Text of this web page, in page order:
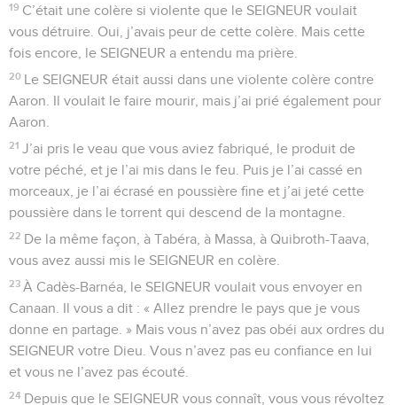
19 C’était une colère si violente que le SEIGNEUR voulait
vous détruire. Oui, j’avais peur de cette colère. Mais cette
fois encore, le SEIGNEUR a entendu ma prière.
20 Le SEIGNEUR était aussi dans une violente colère contre
Aaron. Il voulait le faire mourir, mais j’ai prié également pour
Aaron.
21 J’ai pris le veau que vous aviez fabriqué, le produit de
votre péché, et je l’ai mis dans le feu. Puis je l’ai cassé en
morceaux, je l’ai écrasé en poussière fine et j’ai jeté cette
poussière dans le torrent qui descend de la montagne.
22 De la même façon, à Tabéra, à Massa, à Quibroth-Taava,
vous avez aussi mis le SEIGNEUR en colère.
23 À Cadès-Barnéa, le SEIGNEUR voulait vous envoyer en
Canaan. Il vous a dit : « Allez prendre le pays que je vous
donne en partage. » Mais vous n’avez pas obéi aux ordres du
SEIGNEUR votre Dieu. Vous n’avez pas eu confiance en lui
et vous ne l’avez pas écouté.
24 Depuis que le SEIGNEUR vous connaît, vous vous révoltez